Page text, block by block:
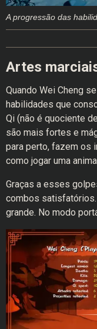
A progressão das
Artes
Quando Wei Cheng
habilidades que
Qi (não é quociente
são mais fortes e
para perto, fazem os
como jogar uma
Graças a esses
combos
grande. No modo